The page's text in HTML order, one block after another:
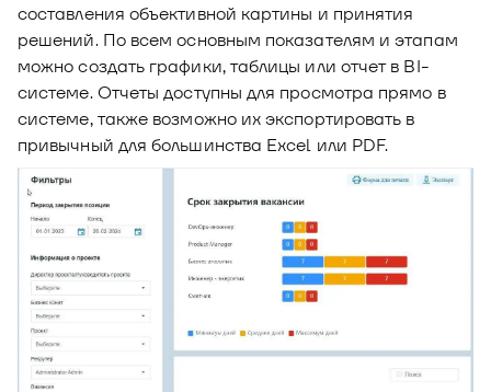
составления объективной картины и принятия
решений. По всем основным показателям и этапам
можно создать графики, таблицы или отчет в BI-
системе. Отчеты доступны для просмотра прямо в
системе, также возможно их экспортировать в
привычный для большинства Excel или PDF.